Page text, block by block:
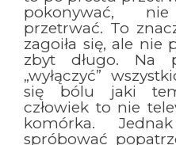
pokonywać,
przetrwać. To
zagoiła się, ale nie
zbyt długo. Na
„wyłączyć”
się bólu jaki
człowiek to nie
komórka.
spróbować